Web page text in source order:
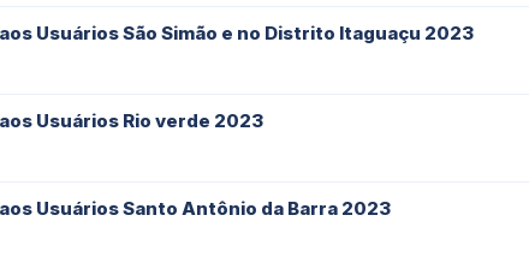
Usuários São Simão e no Distrito Itaguaçu 2023
Usuários Rio verde 2023
Usuários Santo Antônio da Barra 2023